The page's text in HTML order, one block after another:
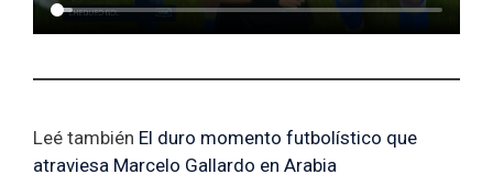
Leé también El duro momento futbolístico que
atraviesa Marcelo Gallardo en Arabia